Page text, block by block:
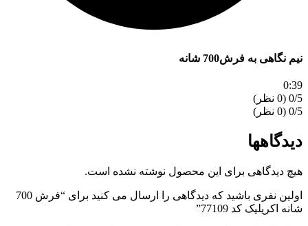
نیم نگاهی به فرش700 شانه
0:39
‫0/5
‫0/5
دیدگاهها
هیچ دیدگاهی برای این محصول نوشته نشده است.
اولین نفری باشید که دیدگاهی را ارسال می کنید برای “فرش 700
شانه اکریلیک کد 77109”